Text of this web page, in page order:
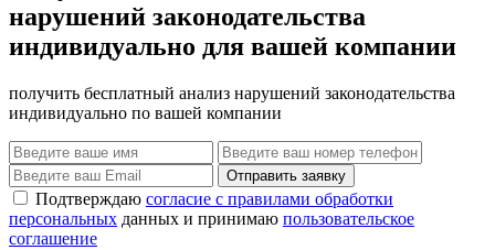
нарушений законодательства
индивидуально для вашей компании
получить бесплатный анализ нарушений законодательства
индивидуально по вашей компании
Отправить заявку
Подтверждаю согласие с правилами обработки
персональных данных и принимаю пользовательское
соглашение